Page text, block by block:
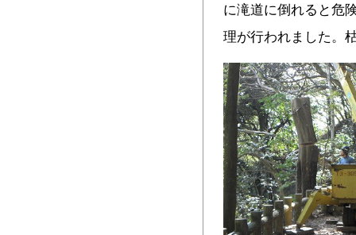
に滝道に倒れると危
理が行われました。